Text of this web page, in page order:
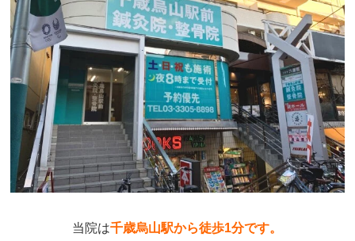
当院は千歳烏山駅から徒歩1分です。